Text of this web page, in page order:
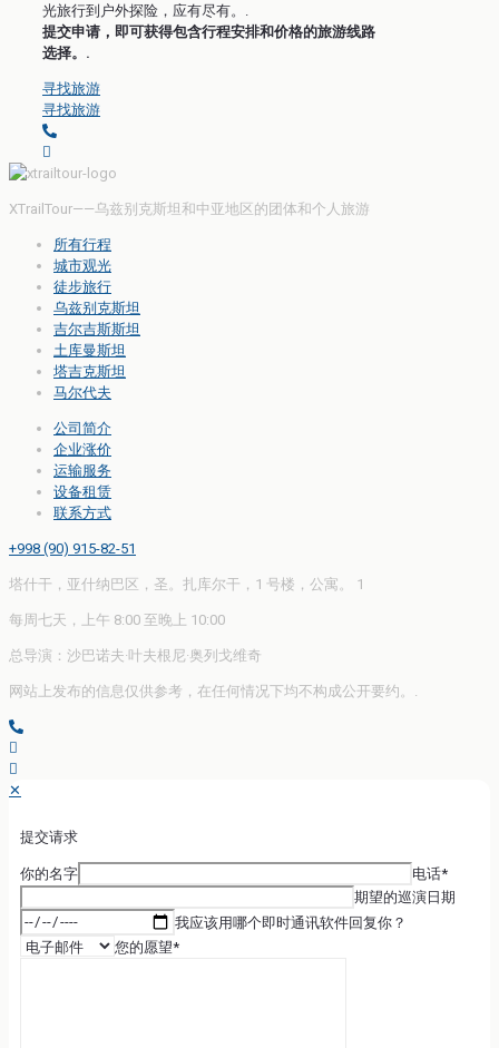
光旅行到户外探险，应有尽有。.
提交申请，即可获得包含行程安排和价格的旅游线路
选择。.
寻找旅游
寻找旅游
XTrailTour——乌兹别克斯坦和中亚地区的团体和个人旅游
所有行程
城市观光
徒步旅行
乌兹别克斯坦
吉尔吉斯斯坦
土库曼斯坦
塔吉克斯坦
马尔代夫
公司简介
企业涨价
运输服务
设备租赁
联系方式
+998 (90) 915-82-51
塔什干，亚什纳巴区，圣。扎库尔干，1 号楼，公寓。 1
每周七天，上午 8:00 至晚上 10:00
总导演：沙巴诺夫·叶夫根尼·奥列戈维奇
网站上发布的信息仅供参考，在任何情况下均不构成公开要约。.
✕
提交请求
你的名字
电话*
期望的巡演日期
我应该用哪个即时通讯软件回复你？
您的愿望*